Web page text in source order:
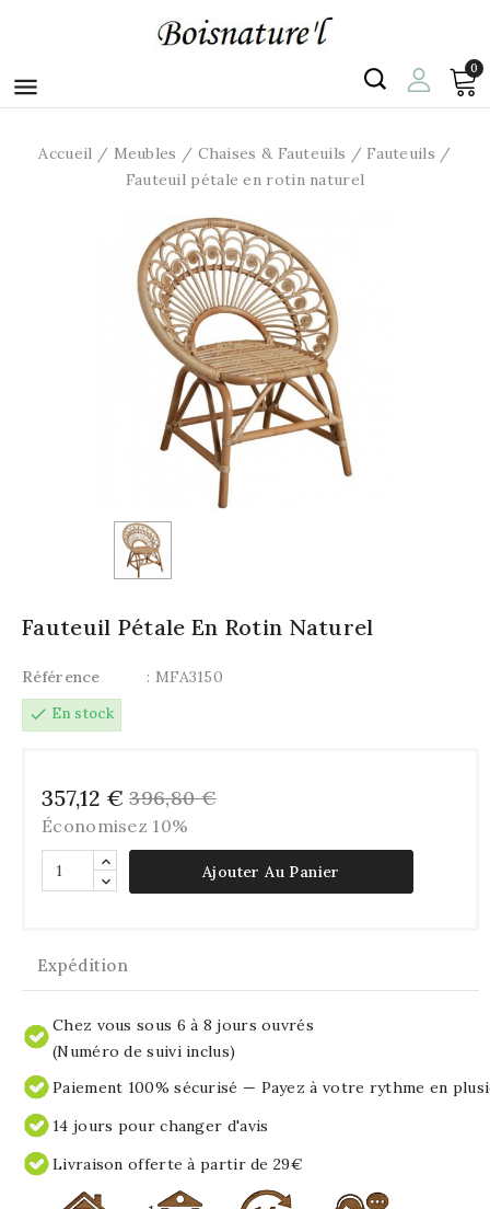

0
Accueil Meubles Chaises & Fauteuils
Fauteuils
Fauteuil pétale en rotin naturel
Fauteuil Pétale En Rotin Naturel
Référence
: MFA3150
check En stock
357,12 € 396,80 €
Économisez 10%
Ajouter Au Panier
Expédition
Chez vous sous 6 à 8 jours ouvrés
(Numéro de suivi inclus)
Paiement 100% sécurisé — Payez à votre rythme en
14 jours pour changer d'avis
Livraison offerte à partir de 29€